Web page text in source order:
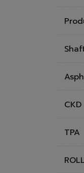
CKD
TPA